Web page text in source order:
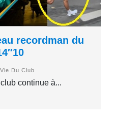
recordman du
Vie Du Club
continue à...